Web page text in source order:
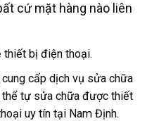
cứ mặt hàng nào liên
thiết bị điện thoại.
cấp dịch vụ sửa chữa
thể tự sửa chữa được thiết
uy tín tại Nam Định.